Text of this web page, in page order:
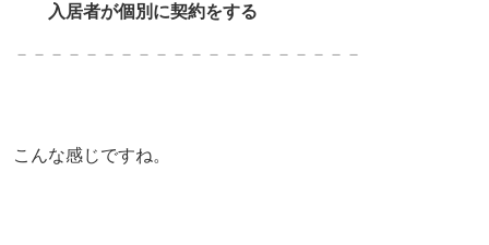
入居者が個別に契約をする
－－－－－－－－－－－－－－－－－－－－
こんな感じですね。